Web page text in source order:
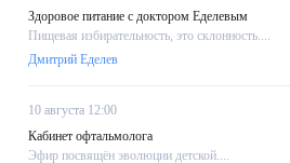
Здоровое питание с доктором Еделевым
Пищевая избирательность, это склонность....
Дмитрий Еделев
10 августа 12:00
Кабинет офтальмолога
Эфир посвящён эволюции детской....